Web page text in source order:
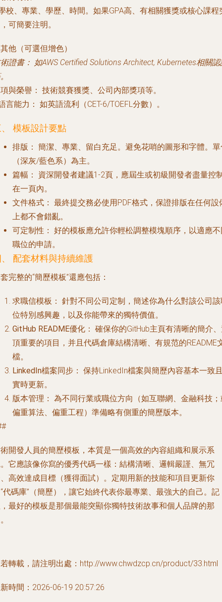
校、專業、學歷、時間。如果GPA高、有相關獲獎或核心課程
可簡要注明。
他（可選但增色）
證書： 如AWS Certified Solutions Architect, Kubernetes相關認
與榮譽： 技術競賽獲獎、公司內部獎項等。
言能力： 如英語流利（CET-6/TOEFL分數）。
模板設計要點
排版： 簡潔、專業、留白充足。避免花哨的圖形和字體。
（深灰/藍色系）為主。
篇幅：
資深開發者建議1-2頁，應屆生或初級開發者盡量控
在一頁內。
文件格式： 最終提交務必使用PDF格式，保證排版在任何設
上都不會錯亂。
可定制性： 好的模板應允許你輕松調整模塊順序，以適應
職位的申請。
配套材料與持續維護
完整的“簡歷模板”還應包括：
求職信模板： 針對不同公司定制，簡述你為什么對該公司
位特別感興趣，以及你能帶來的獨特價值。
GitHub README優化： 確保你的GitHub主頁有清晰的簡介
頂重要的項目，并且代碼倉庫結構清晰、有規范的README
檔。
LinkedIn檔案同步： 保持LinkedIn檔案與簡歷內容基本一致
實時更新。
版本管理： 為不同行業或職位方向（如互聯網、金融科技
偏重算法、偏重工程）準備略有側重的簡歷版本。
開發人員的簡歷模板，本質是一個高效的內容組織和展示系
它應該像你寫的優秀代碼一樣： 結構清晰、邏輯嚴謹、無冗
高效達成目標（獲得面試）
。定期用新的技能和項目更新你
代碼庫”（簡歷），讓它始終代表你最專業、最強大的自己。記
最好的模板是那個最能突顯你獨特技術故事和個人品牌的那
轉載，請注明出處：http://www.chwdzcp.cn/product/33.html
時間：2026-06-19 20:57:26